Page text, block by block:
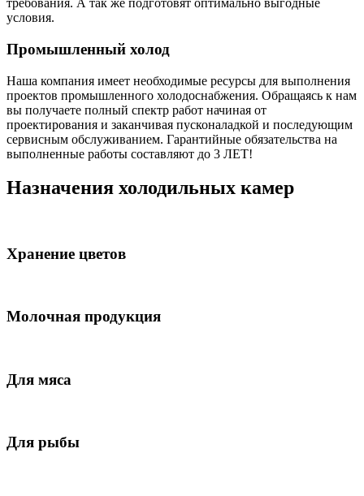
требования. А так же подготовят оптимально выгодные
условия.
Промышленный холод
Наша компания имеет необходимые ресурсы для выполнения
проектов промышленного холодоснабжения. Обращаясь к нам
вы получаете полный спектр работ начиная от
проектирования и заканчивая пусконаладкой и последующим
сервисным обслуживанием. Гарантийные обязательства на
выполненные работы составляют до 3 ЛЕТ!
Назначения холодильных камер
Хранение цветов
Молочная продукция
Для мяса
Для рыбы